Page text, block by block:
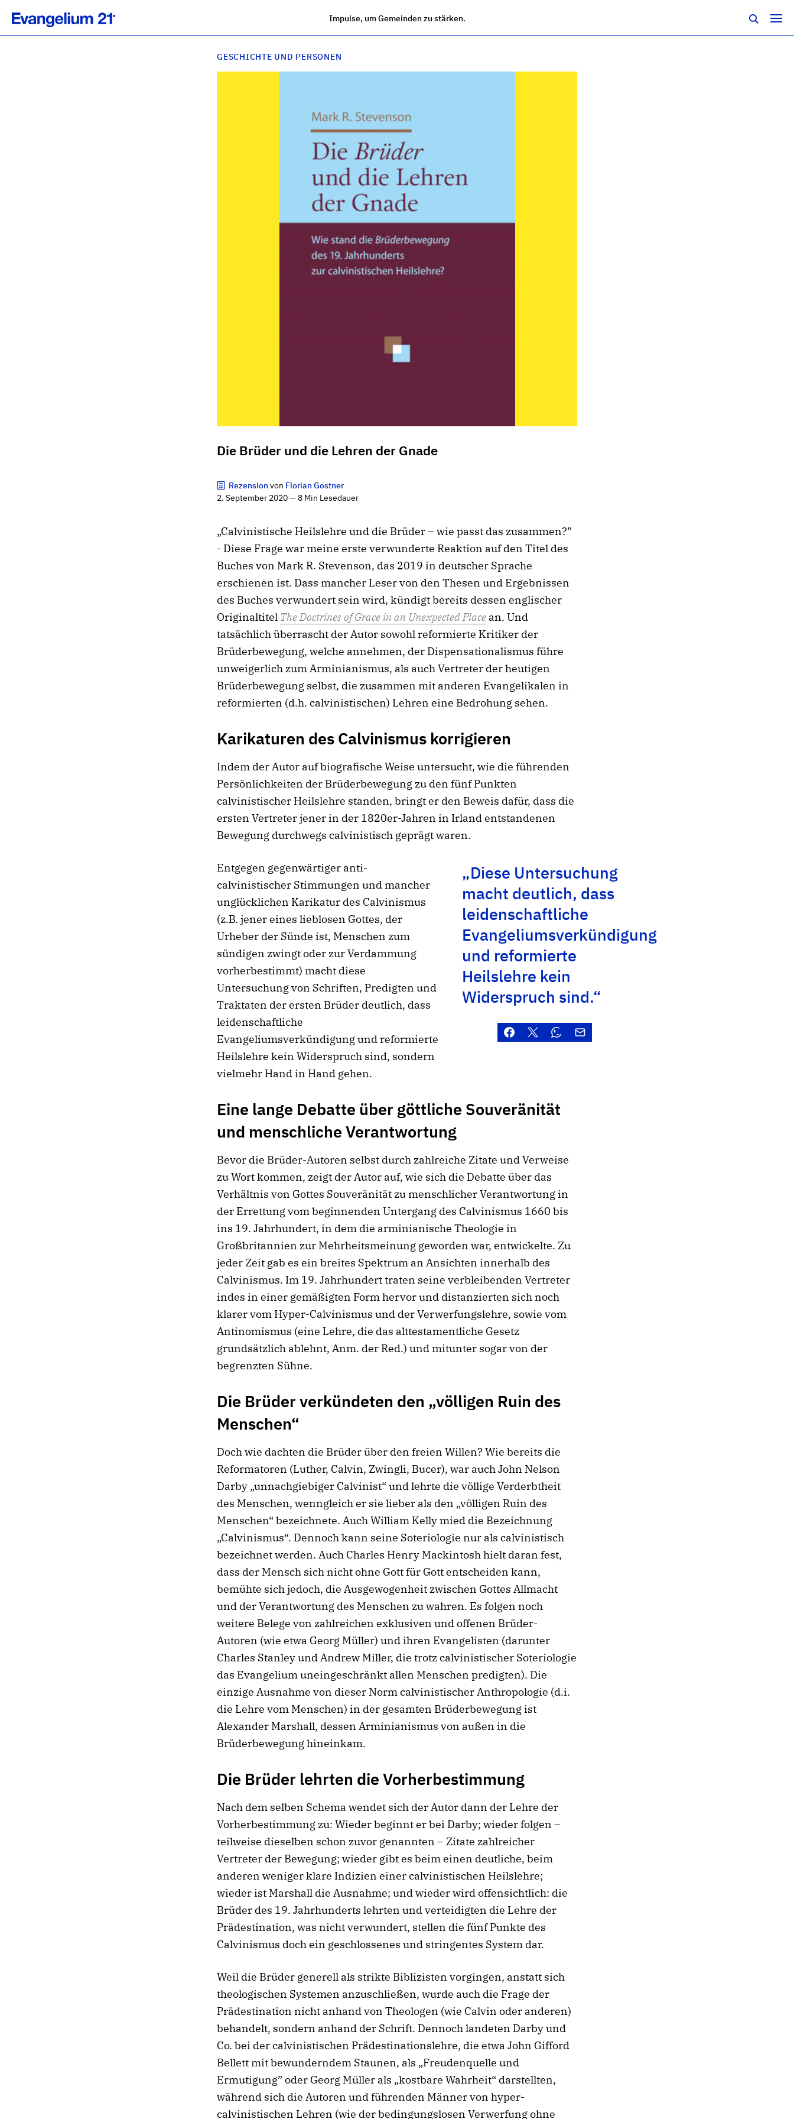
Impulse, um Gemeinden zu stärken.
GESCHICHTE UND PERSONEN
Die Brüder und die Lehren der Gnade
Rezensionvon Florian Gostner
2. September 2020 — 8 Min Lesedauer
„Calvinistische Heilslehre und die Brüder – wie passt das zusammen?”
- Diese Frage war meine erste verwunderte Reaktion auf den Titel des
Buches von Mark R. Stevenson, das 2019 in deutscher Sprache
erschienen ist. Dass mancher Leser von den Thesen und Ergebnissen
des Buches verwundert sein wird, kündigt bereits dessen englischer
Originaltitel The Doctrines of Grace in an Unexpected Place an. Und
tatsächlich überrascht der Autor sowohl reformierte Kritiker der
Brüderbewegung, welche annehmen, der Dispensationalismus führe
unweigerlich zum Arminianismus, als auch Vertreter der heutigen
Brüderbewegung selbst, die zusammen mit anderen Evangelikalen in
reformierten (d.h. calvinistischen) Lehren eine Bedrohung sehen.
Karikaturen des Calvinismus korrigieren
Indem der Autor auf biografische Weise untersucht, wie die führenden
Persönlichkeiten der Brüderbewegung zu den fünf Punkten
calvinistischer Heilslehre standen, bringt er den Beweis dafür, dass die
ersten Vertreter jener in der 1820er-Jahren in Irland entstandenen
Bewegung durchwegs calvinistisch geprägt waren.
„Diese Untersuchung
macht deutlich, dass
leidenschaftliche
Evangeliumsverkündigung
und reformierte
Heilslehre kein
Widerspruch sind.“
Entgegen gegenwärtiger anti-
calvinistischer Stimmungen und mancher
unglücklichen Karikatur des Calvinismus
(z.B. jener eines lieblosen Gottes, der
Urheber der Sünde ist, Menschen zum
sündigen zwingt oder zur Verdammung
vorherbestimmt) macht diese
Untersuchung von Schriften, Predigten und
Traktaten der ersten Brüder deutlich, dass
leidenschaftliche
Evangeliumsverkündigung und reformierte
Heilslehre kein Widerspruch sind, sondern
vielmehr Hand in Hand gehen.
Eine lange Debatte über göttliche Souveränität
und menschliche Verantwortung
Bevor die Brüder-Autoren selbst durch zahlreiche Zitate und Verweise
zu Wort kommen, zeigt der Autor auf, wie sich die Debatte über das
Verhältnis von Gottes Souveränität zu menschlicher Verantwortung in
der Errettung vom beginnenden Untergang des Calvinismus 1660 bis
ins 19. Jahrhundert, in dem die arminianische Theologie in
Großbritannien zur Mehrheitsmeinung geworden war, entwickelte. Zu
jeder Zeit gab es ein breites Spektrum an Ansichten innerhalb des
Calvinismus. Im 19. Jahrhundert traten seine verbleibenden Vertreter
indes in einer gemäßigten Form hervor und distanzierten sich noch
klarer vom Hyper-Calvinismus und der Verwerfungslehre, sowie vom
Antinomismus (eine Lehre, die das alttestamentliche Gesetz
grundsätzlich ablehnt, Anm. der Red.) und mitunter sogar von der
begrenzten Sühne.
Die Brüder verkündeten den „völligen Ruin des
Menschen“
Doch wie dachten die Brüder über den freien Willen? Wie bereits die
Reformatoren (Luther, Calvin, Zwingli, Bucer), war auch John Nelson
Darby „unnachgiebiger Calvinist“ und lehrte die völlige Verderbtheit
des Menschen, wenngleich er sie lieber als den „völligen Ruin des
Menschen“ bezeichnete. Auch William Kelly mied die Bezeichnung
„Calvinismus“. Dennoch kann seine Soteriologie nur als calvinistisch
bezeichnet werden. Auch Charles Henry Mackintosh hielt daran fest,
dass der Mensch sich nicht ohne Gott für Gott entscheiden kann,
bemühte sich jedoch, die Ausgewogenheit zwischen Gottes Allmacht
und der Verantwortung des Menschen zu wahren. Es folgen noch
weitere Belege von zahlreichen exklusiven und offenen Brüder-
Autoren (wie etwa Georg Müller) und ihren Evangelisten (darunter
Charles Stanley und Andrew Miller, die trotz calvinistischer Soteriologie
das Evangelium uneingeschränkt allen Menschen predigten). Die
einzige Ausnahme von dieser Norm calvinistischer Anthropologie (d.i.
die Lehre vom Menschen) in der gesamten Brüderbewegung ist
Alexander Marshall, dessen Arminianismus von außen in die
Brüderbewegung hineinkam.
Die Brüder lehrten die Vorherbestimmung
Nach dem selben Schema wendet sich der Autor dann der Lehre der
Vorherbestimmung zu: Wieder beginnt er bei Darby; wieder folgen –
teilweise dieselben schon zuvor genannten – Zitate zahlreicher
Vertreter der Bewegung; wieder gibt es beim einen deutliche, beim
anderen weniger klare Indizien einer calvinistischen Heilslehre;
wieder ist Marshall die Ausnahme; und wieder wird offensichtlich: die
Brüder des 19. Jahrhunderts lehrten und verteidigten die Lehre der
Prädestination, was nicht verwundert, stellen die fünf Punkte des
Calvinismus doch ein geschlossenes und stringentes System dar.
Weil die Brüder generell als strikte Biblizisten vorgingen, anstatt sich
theologischen Systemen anzuschließen, wurde auch die Frage der
Prädestination nicht anhand von Theologen (wie Calvin oder anderen)
behandelt, sondern anhand der Schrift. Dennoch landeten Darby und
Co. bei der calvinistischen Prädestinationslehre, die etwa John Gifford
Bellett mit bewunderndem Staunen, als „Freudenquelle und
Ermutigung” oder Georg Müller als „kostbare Wahrheit“ darstellten,
während sich die Autoren und führenden Männer von hyper-
calvinistischen Lehren (wie der bedingungslosen Verwerfung ohne